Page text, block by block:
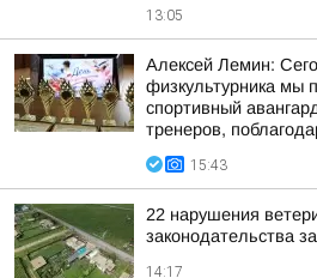
13:05
Алексей Лемин:
физкультурника мы
спортивный
тренеров,
15:43
22 нарушения
законодательства
14:17